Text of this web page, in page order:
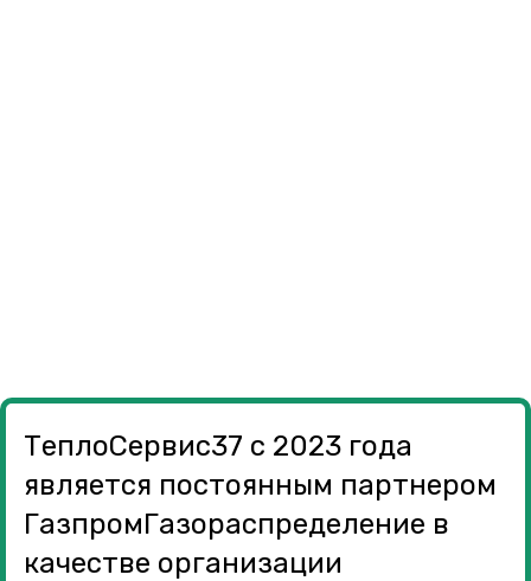
ТеплоСервис37 с 2023 года
является постоянным партнером
ГазпромГазораспределение в
качестве организации